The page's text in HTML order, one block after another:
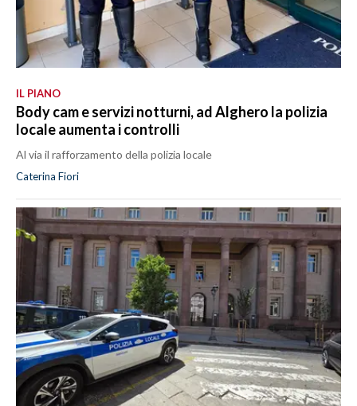
IL PIANO
Body cam e servizi notturni, ad Alghero la polizia
locale aumenta i controlli
Al via il rafforzamento della polizia locale
Caterina Fiori